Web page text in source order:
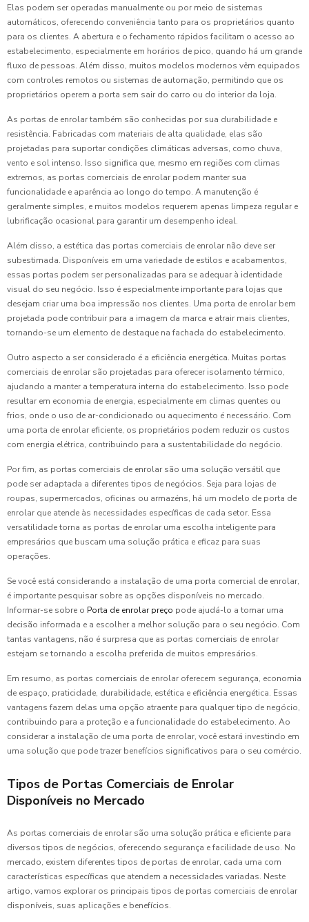
Elas podem ser operadas manualmente ou por meio de sistemas
automáticos, oferecendo conveniência tanto para os proprietários quanto
para os clientes. A abertura e o fechamento rápidos facilitam o acesso ao
estabelecimento, especialmente em horários de pico, quando há um grande
fluxo de pessoas. Além disso, muitos modelos modernos vêm equipados
com controles remotos ou sistemas de automação, permitindo que os
proprietários operem a porta sem sair do carro ou do interior da loja.
As portas de enrolar também são conhecidas por sua durabilidade e
resistência. Fabricadas com materiais de alta qualidade, elas são
projetadas para suportar condições climáticas adversas, como chuva,
vento e sol intenso. Isso significa que, mesmo em regiões com climas
extremos, as portas comerciais de enrolar podem manter sua
funcionalidade e aparência ao longo do tempo. A manutenção é
geralmente simples, e muitos modelos requerem apenas limpeza regular e
lubrificação ocasional para garantir um desempenho ideal.
Além disso, a estética das portas comerciais de enrolar não deve ser
subestimada. Disponíveis em uma variedade de estilos e acabamentos,
essas portas podem ser personalizadas para se adequar à identidade
visual do seu negócio. Isso é especialmente importante para lojas que
desejam criar uma boa impressão nos clientes. Uma porta de enrolar bem
projetada pode contribuir para a imagem da marca e atrair mais clientes,
tornando-se um elemento de destaque na fachada do estabelecimento.
Outro aspecto a ser considerado é a eficiência energética. Muitas portas
comerciais de enrolar são projetadas para oferecer isolamento térmico,
ajudando a manter a temperatura interna do estabelecimento. Isso pode
resultar em economia de energia, especialmente em climas quentes ou
frios, onde o uso de ar-condicionado ou aquecimento é necessário. Com
uma porta de enrolar eficiente, os proprietários podem reduzir os custos
com energia elétrica, contribuindo para a sustentabilidade do negócio.
Por fim, as portas comerciais de enrolar são uma solução versátil que
pode ser adaptada a diferentes tipos de negócios. Seja para lojas de
roupas, supermercados, oficinas ou armazéns, há um modelo de porta de
enrolar que atende às necessidades específicas de cada setor. Essa
versatilidade torna as portas de enrolar uma escolha inteligente para
empresários que buscam uma solução prática e eficaz para suas
operações.
Se você está considerando a instalação de uma porta comercial de enrolar,
é importante pesquisar sobre as opções disponíveis no mercado.
Informar-se sobre o Porta de enrolar preço pode ajudá-lo a tomar uma
decisão informada e a escolher a melhor solução para o seu negócio. Com
tantas vantagens, não é surpresa que as portas comerciais de enrolar
estejam se tornando a escolha preferida de muitos empresários.
Em resumo, as portas comerciais de enrolar oferecem segurança, economia
de espaço, praticidade, durabilidade, estética e eficiência energética. Essas
vantagens fazem delas uma opção atraente para qualquer tipo de negócio,
contribuindo para a proteção e a funcionalidade do estabelecimento. Ao
considerar a instalação de uma porta de enrolar, você estará investindo em
uma solução que pode trazer benefícios significativos para o seu comércio.
Tipos de Portas Comerciais de Enrolar
Disponíveis no Mercado
As portas comerciais de enrolar são uma solução prática e eficiente para
diversos tipos de negócios, oferecendo segurança e facilidade de uso. No
mercado, existem diferentes tipos de portas de enrolar, cada uma com
características específicas que atendem a necessidades variadas. Neste
artigo, vamos explorar os principais tipos de portas comerciais de enrolar
disponíveis, suas aplicações e benefícios.